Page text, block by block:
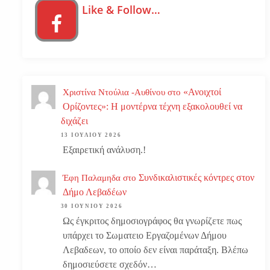
Like & Follow…
Χριστίνα Ντούλια -Αυθίνου στο «Ανοιχτοί
Ορίζοντες»: Η μοντέρνα τέχνη εξακολουθεί να
διχάζει
13 ΙΟΥΛΊΟΥ 2026
Εξαιρετική ανάλυση.!
Έφη Παλαμηδα στο Συνδικαλιστικές κόντρες στον
Δήμο Λεβαδέων
30 ΙΟΥΝΊΟΥ 2026
Ως έγκριτος δημοσιογράφος θα γνωρίζετε πως
υπάρχει το Σωματειο Εργαζομένων Δήμου
Λεβαδεων, το οποίο δεν είναι παράταξη. Βλέπω
δημοσιεύσετε σχεδόν…